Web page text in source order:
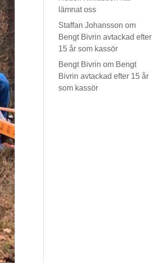
lämnat oss
Staffan Johansson om
Bengt Bivrin avtackad efter
15 år som kassör
Bengt Bivrin om Bengt
Bivrin avtackad efter 15 år
som kassör